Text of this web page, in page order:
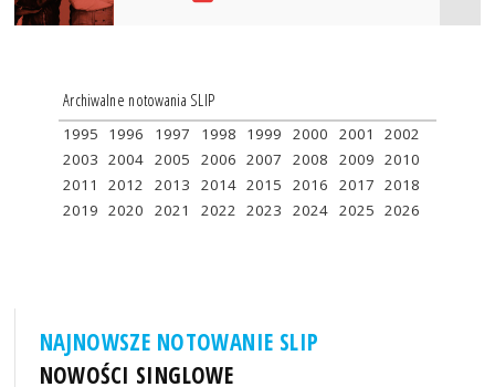
Archiwalne notowania SLIP
1995 1996 1997 1998 1999 2000 2001
2002
2003 2004 2005 2006 2007 2008 2009 2010
2011
2012 2013 2014 2015 2016 2017 2018
2019 2020 2021 2022 2023 2024 2025 2026
NAJNOWSZE NOTOWANIE SLIP
NOWOŚCI SINGLOWE